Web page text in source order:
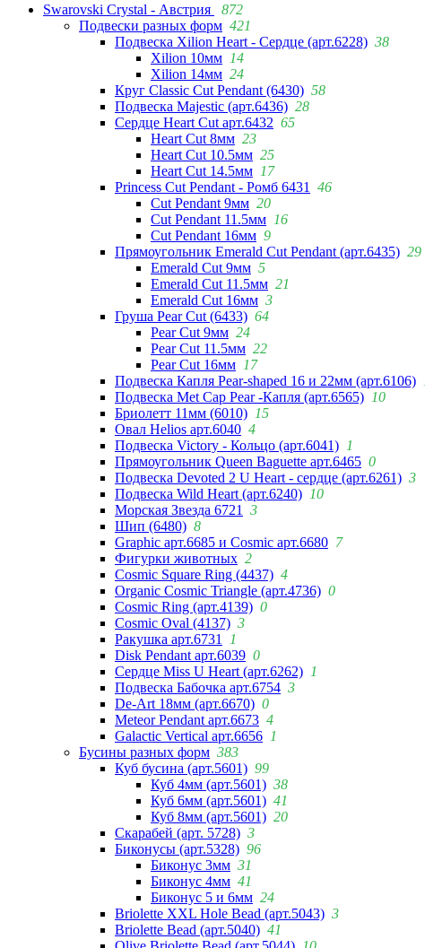
Swarovski Crystal - Австрия
872
Подвески разных форм 421
Подвеска Xilion Heart - Сердце (арт.6228) 38
Xilion 10мм 14
Xilion 14мм 24
Круг Classic Cut Pendant (6430) 58
Подвеска Majestic (арт.6436) 28
Сердце Heart Cut арт.6432 65
Heart Cut 8мм 23
Heart Cut 10.5мм 25
Heart Cut 14.5мм 17
Princess Cut Pendant - Ромб 6431
46
Cut Pendant 9мм 20
Cut Pendant 11.5мм 16
Cut Pendant 16мм 9
Прямоугольник Emerald Cut Pendant (арт.6435) 29
Emerald Cut 9мм 5
Emerald Cut 11.5мм 21
Emerald Cut 16мм 3
Груша Pear Cut (6433) 64
Pear Cut 9мм 24
Pear Cut 11.5мм 22
Pear Cut 16мм 17
Подвеска Капля Pear-shaped 16 и 22мм (арт.6106)
Подвеска Met Cap Pear -Капля (арт.6565) 10
Бриолетт 11мм (6010) 15
Овал Helios арт.6040 4
Подвеска Victory - Кольцо (арт.6041) 1
Прямоугольник Queen Baguette арт.6465 0
Подвеска Devoted 2 U Heart - сердце (арт.6261) 3
Подвеска Wild Heart (арт.6240) 10
Морская Звезда 6721
3
Шип (6480) 8
Graphic арт.6685 и Cosmic арт.6680 7
Фигурки животных 2
Cosmic Square Ring (4437) 4
Organic Cosmic Triangle (арт.4736) 0
Cosmic Ring (арт.4139) 0
Cosmic Oval (4137) 3
Ракушка арт.6731
1
Disk Pendant арт.6039 0
Сердце Miss U Heart (арт.6262) 1
Подвеска Бабочка арт.6754 3
De-Art 18мм (арт.6670) 0
Meteor Pendant арт.6673 4
Galactic Vertical арт.6656 1
Бусины разных форм 383
Куб бусина (арт.5601) 99
Куб 4мм (арт.5601) 38
Куб 6мм (арт.5601) 41
Куб 8мм (арт.5601) 20
Скарабей (арт. 5728) 3
Биконусы (арт.5328) 96
Биконус 3мм 31
Биконус 4мм 41
Биконус 5 и 6мм 24
Briolette XXL Hole Bead (арт.5043) 3
Briolette Bead (арт.5040) 41